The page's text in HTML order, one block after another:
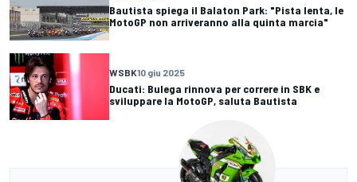
Bautista spiega il Balaton Park: "Pista lenta, le
MotoGP non arriveranno alla quinta marcia"
WSBK10 giu 2025
Ducati: Bulega rinnova per correre in SBK e
sviluppare la MotoGP, saluta Bautista